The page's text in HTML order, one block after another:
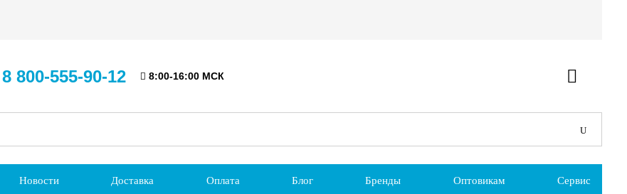
8 800-555-90-12 8:00-16:00 МСК
Новости Доставка Оплата Блог Бренды Оптовикам Сервис